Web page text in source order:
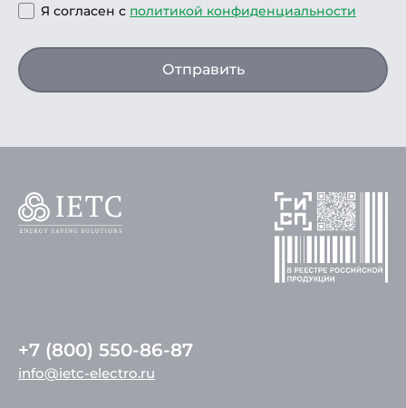
Я согласен с политикой конфиденциальности
Отправить
+7 (800) 550-86-87
info@ietc-electro.ru